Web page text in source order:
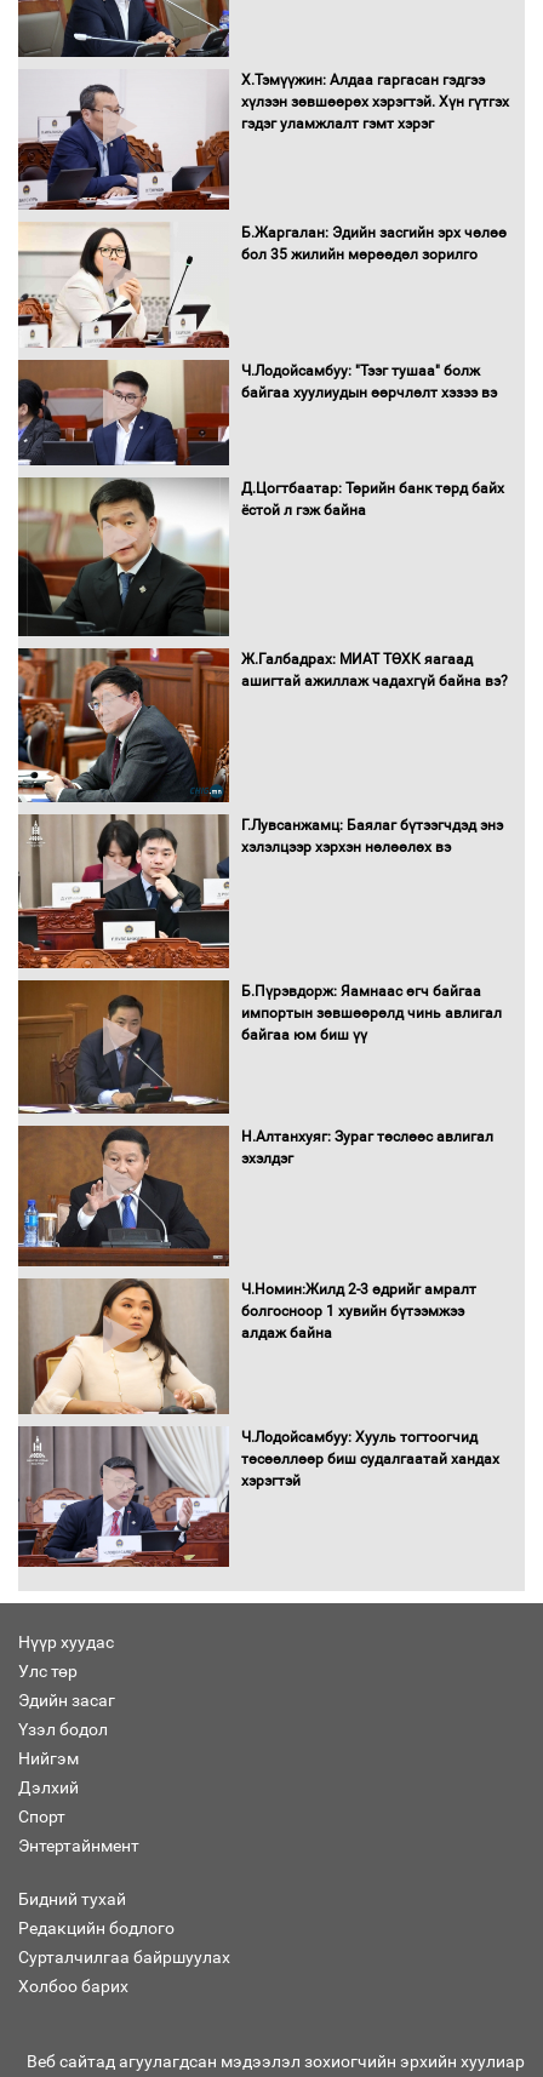
Автобензин, дизель түлшний онцгой
албан татварыг тэглэлээ
Санхүүгийн хэмнэлтийн горимд эрүүл
мэндийн салбар хамаарахгүй
Нөөцийн махны худалдаа,
борлуулалтыг нээлттэй ил тод
Монгол Улс “COP17”-д “Тал хээрийн
16 төрлийн эмийг нэг эх үүсвэрээс
худалдан авах журмыг баталлаа
шилжиж, найр наадам, зөвлөгөөн,
гадаад томилолтыг хориглолоо
Х.Тэмүүжин: Алдаа гаргасан гэдгээ
хүлээн зөвшөөрөх хэрэгтэй. Хүн гүтгэх
гэдэг уламжлалт гэмт хэрэг
Б.Жаргалан: Эдийн засгийн эрх чөлөө
бол 35 жилийн мөрөөдөл зорилго
Ч.Лодойсамбуу: "Тээг тушаа" болж
байгаа хуулиудын өөрчлөлт хэзээ вэ
Д.Цогтбаатар: Төрийн банк төрд байх
ёстой л гэж байна
Ж.Галбадрах: МИАТ ТӨХК яагаад
ашигтай ажиллаж чадахгүй байна вэ?
Г.Лувсанжамц: Баялаг бүтээгчдэд энэ
хэлэлцээр хэрхэн нөлөөлөх вэ
Б.Пүрэвдорж: Яамнаас өгч байгаа
импортын зөвшөөрөлд чинь авлигал
байгаа юм биш үү
Н.Алтанхуяг: Зураг төслөөс авлигал
эхэлдэг
Ч.Номин:Жилд 2-3 өдрийг амралт
болгосноор 1 хувийн бүтээмжээ
алдаж байна
Ч.Лодойсамбуу: Хууль тогтоогчид
төсөөллөөр биш судалгаатай хандах
хэрэгтэй
Нүүр хуудас
Улс төр
Эдийн засаг
Үзэл бодол
Нийгэм
Дэлхий
Спорт
Энтертайнмент
Бидний тухай
Редакцийн бодлого
Сурталчилгаа байршуулах
Холбоо барих
Веб сайтад агуулагдсан мэдээлэл зохиогчийн эрхийн хуулиар